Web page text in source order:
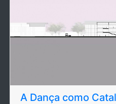
A Dança como